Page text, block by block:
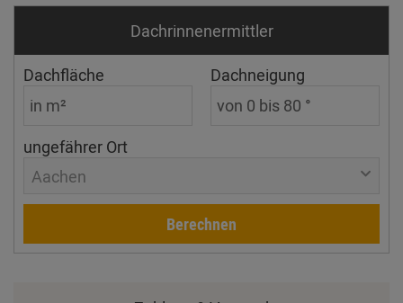
Dachrinnen­ermittler
Dachfläche Dachneigung
ungefährer Ort
Aachen
Berechnen